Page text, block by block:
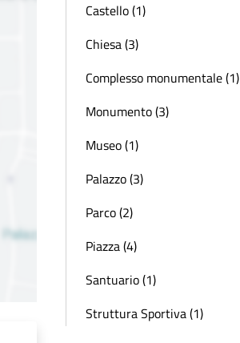
Castello (1)
Chiesa (3)
Complesso monumentale (1)
Monumento (3)
Museo (1)
Palazzo (3)
Parco (2)
Piazza (4)
Santuario (1)
Struttura Sportiva (1)